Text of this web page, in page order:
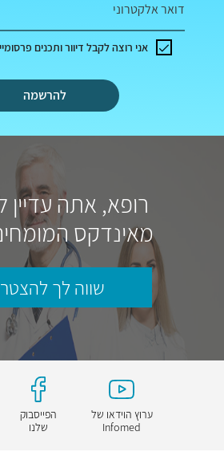
דואר אלקטרוני
להרשמה
אני רוצה לקבל דיוור ותכנים
רופא, אתה
מאינדקס
שווה לך
ערוץ הוידאו של
Infomed
הפייסבוק
שלנו